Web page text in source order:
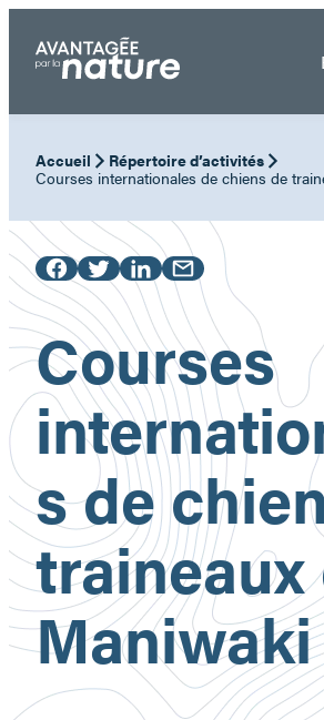
contenu
Accueil Répertoire d’activités
Courses internationales de chiens de
Courses
s de
traineaux
Maniwaki